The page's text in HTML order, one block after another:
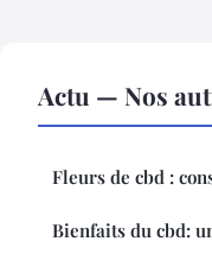
Actu — Nos
Fleurs de cbd :
Bienfaits du cbd: